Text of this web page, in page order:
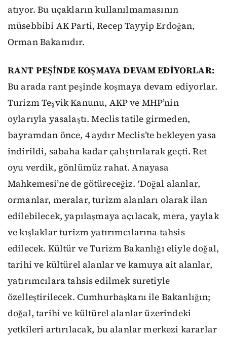
atıyor. Bu uçakların kullanılmamasının
müsebbibi AK Parti, Recep Tayyip Erdoğan,
Orman Bakanıdır.
RANT PEŞİNDE KOŞMAYA DEVAM EDİYORLAR:
Bu arada rant peşinde koşmaya devam ediyorlar.
Turizm Teşvik Kanunu, AKP ve MHP’nin
oylarıyla yasalaştı. Meclis tatile girmeden,
bayramdan önce, 4 aydır Meclis’te bekleyen yasa
indirildi, sabaha kadar çalıştırılarak geçti. Ret
oyu verdik, gönlümüz rahat. Anayasa
Mahkemesi’ne de götüreceğiz. ‘Doğal alanlar,
ormanlar, meralar, turizm alanları olarak ilan
edilebilecek, yapılaşmaya açılacak, mera, yaylak
ve kışlaklar turizm yatırımcılarına tahsis
edilecek. Kültür ve Turizm Bakanlığı eliyle doğal,
tarihi ve kültürel alanlar ve kamuya ait alanlar,
yatırımcılara tahsis edilmek suretiyle
özelleştirilecek. Cumhurbaşkanı ile Bakanlığın;
doğal, tarihi ve kültürel alanlar üzerindeki
yetkileri artırılacak, bu alanlar merkezi kararlar